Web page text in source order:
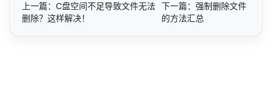
上一篇：C盘空间不足导致文件无法
删除？这样解决！
下一篇：强制删除文件
的方法汇总